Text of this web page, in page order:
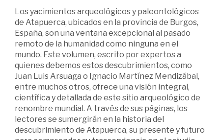
Los yacimientos arqueológicos y paleontológicos
de Atapuerca, ubicados en la provincia de Burgos,
España, son una ventana excepcional al pasado
remoto de la humanidad como ninguna en el
mundo. Este volumen, escrito por expertos a
quienes debemos estos descubrimientos, como
Juan Luis Arsuaga o Ignacio Martínez Mendizábal,
entre muchos otros, ofrece una visión integral,
científica y detallada de este sitio arqueológico de
renombre mundial. A través de sus páginas, los
lectores se sumergirán en la historia del
descubrimiento de Atapuerca, su presente y futuro